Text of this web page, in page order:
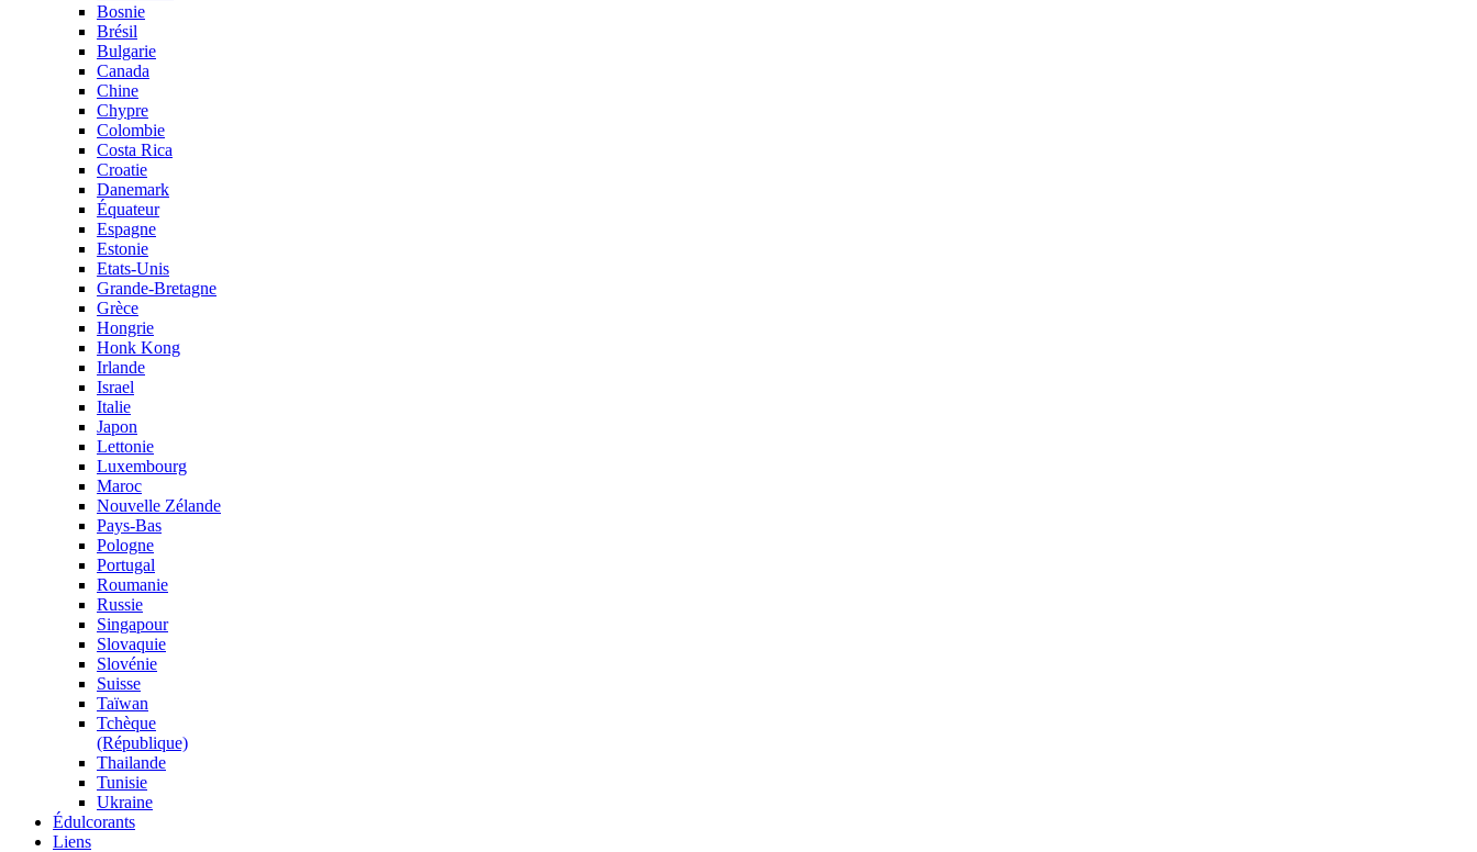
Bosnie
Brésil
Bulgarie
Canada
Chine
Chypre
Colombie
Costa Rica
Croatie
Danemark
Équateur
Espagne
Estonie
Etats-Unis
Grande-Bretagne
Grèce
Hongrie
Honk Kong
Irlande
Israel
Italie
Japon
Lettonie
Luxembourg
Maroc
Nouvelle Zélande
Pays-Bas
Pologne
Portugal
Roumanie
Russie
Singapour
Slovaquie
Slovénie
Suisse
Taïwan
Tchèque
(République)
Thailande
Tunisie
Ukraine
Édulcorants
Liens